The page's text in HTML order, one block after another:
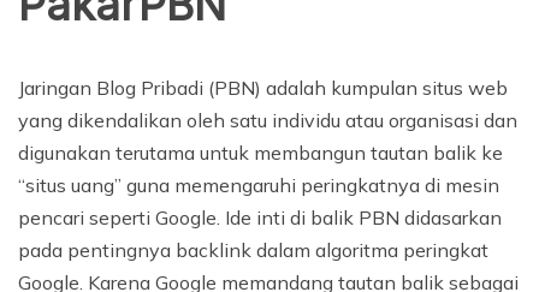
Jaringan Blog Pribadi (PBN) adalah kumpulan situs web
yang dikendalikan oleh satu individu atau organisasi dan
digunakan terutama untuk membangun tautan balik ke
“situs uang” guna memengaruhi peringkatnya di mesin
pencari seperti Google. Ide inti di balik PBN didasarkan
pada pentingnya backlink dalam algoritma peringkat
Google. Karena Google memandang tautan balik sebagai